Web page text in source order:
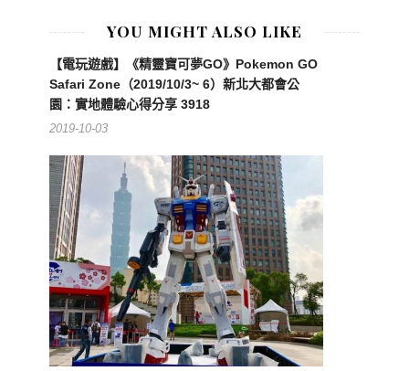
YOU MIGHT ALSO LIKE
【電玩遊戲】《精靈寶可夢GO》Pokemon GO
Safari Zone（2019/10/3~ 6）新北大都會公
園：實地體驗心得分享 3918
2019-10-03